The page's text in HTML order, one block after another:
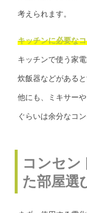
考えられます。
キッチンに必要な
キッチンで使う家
炊飯器などがある
他にも、ミキサー
ぐらいは余分なコ
コンセン
た部屋選